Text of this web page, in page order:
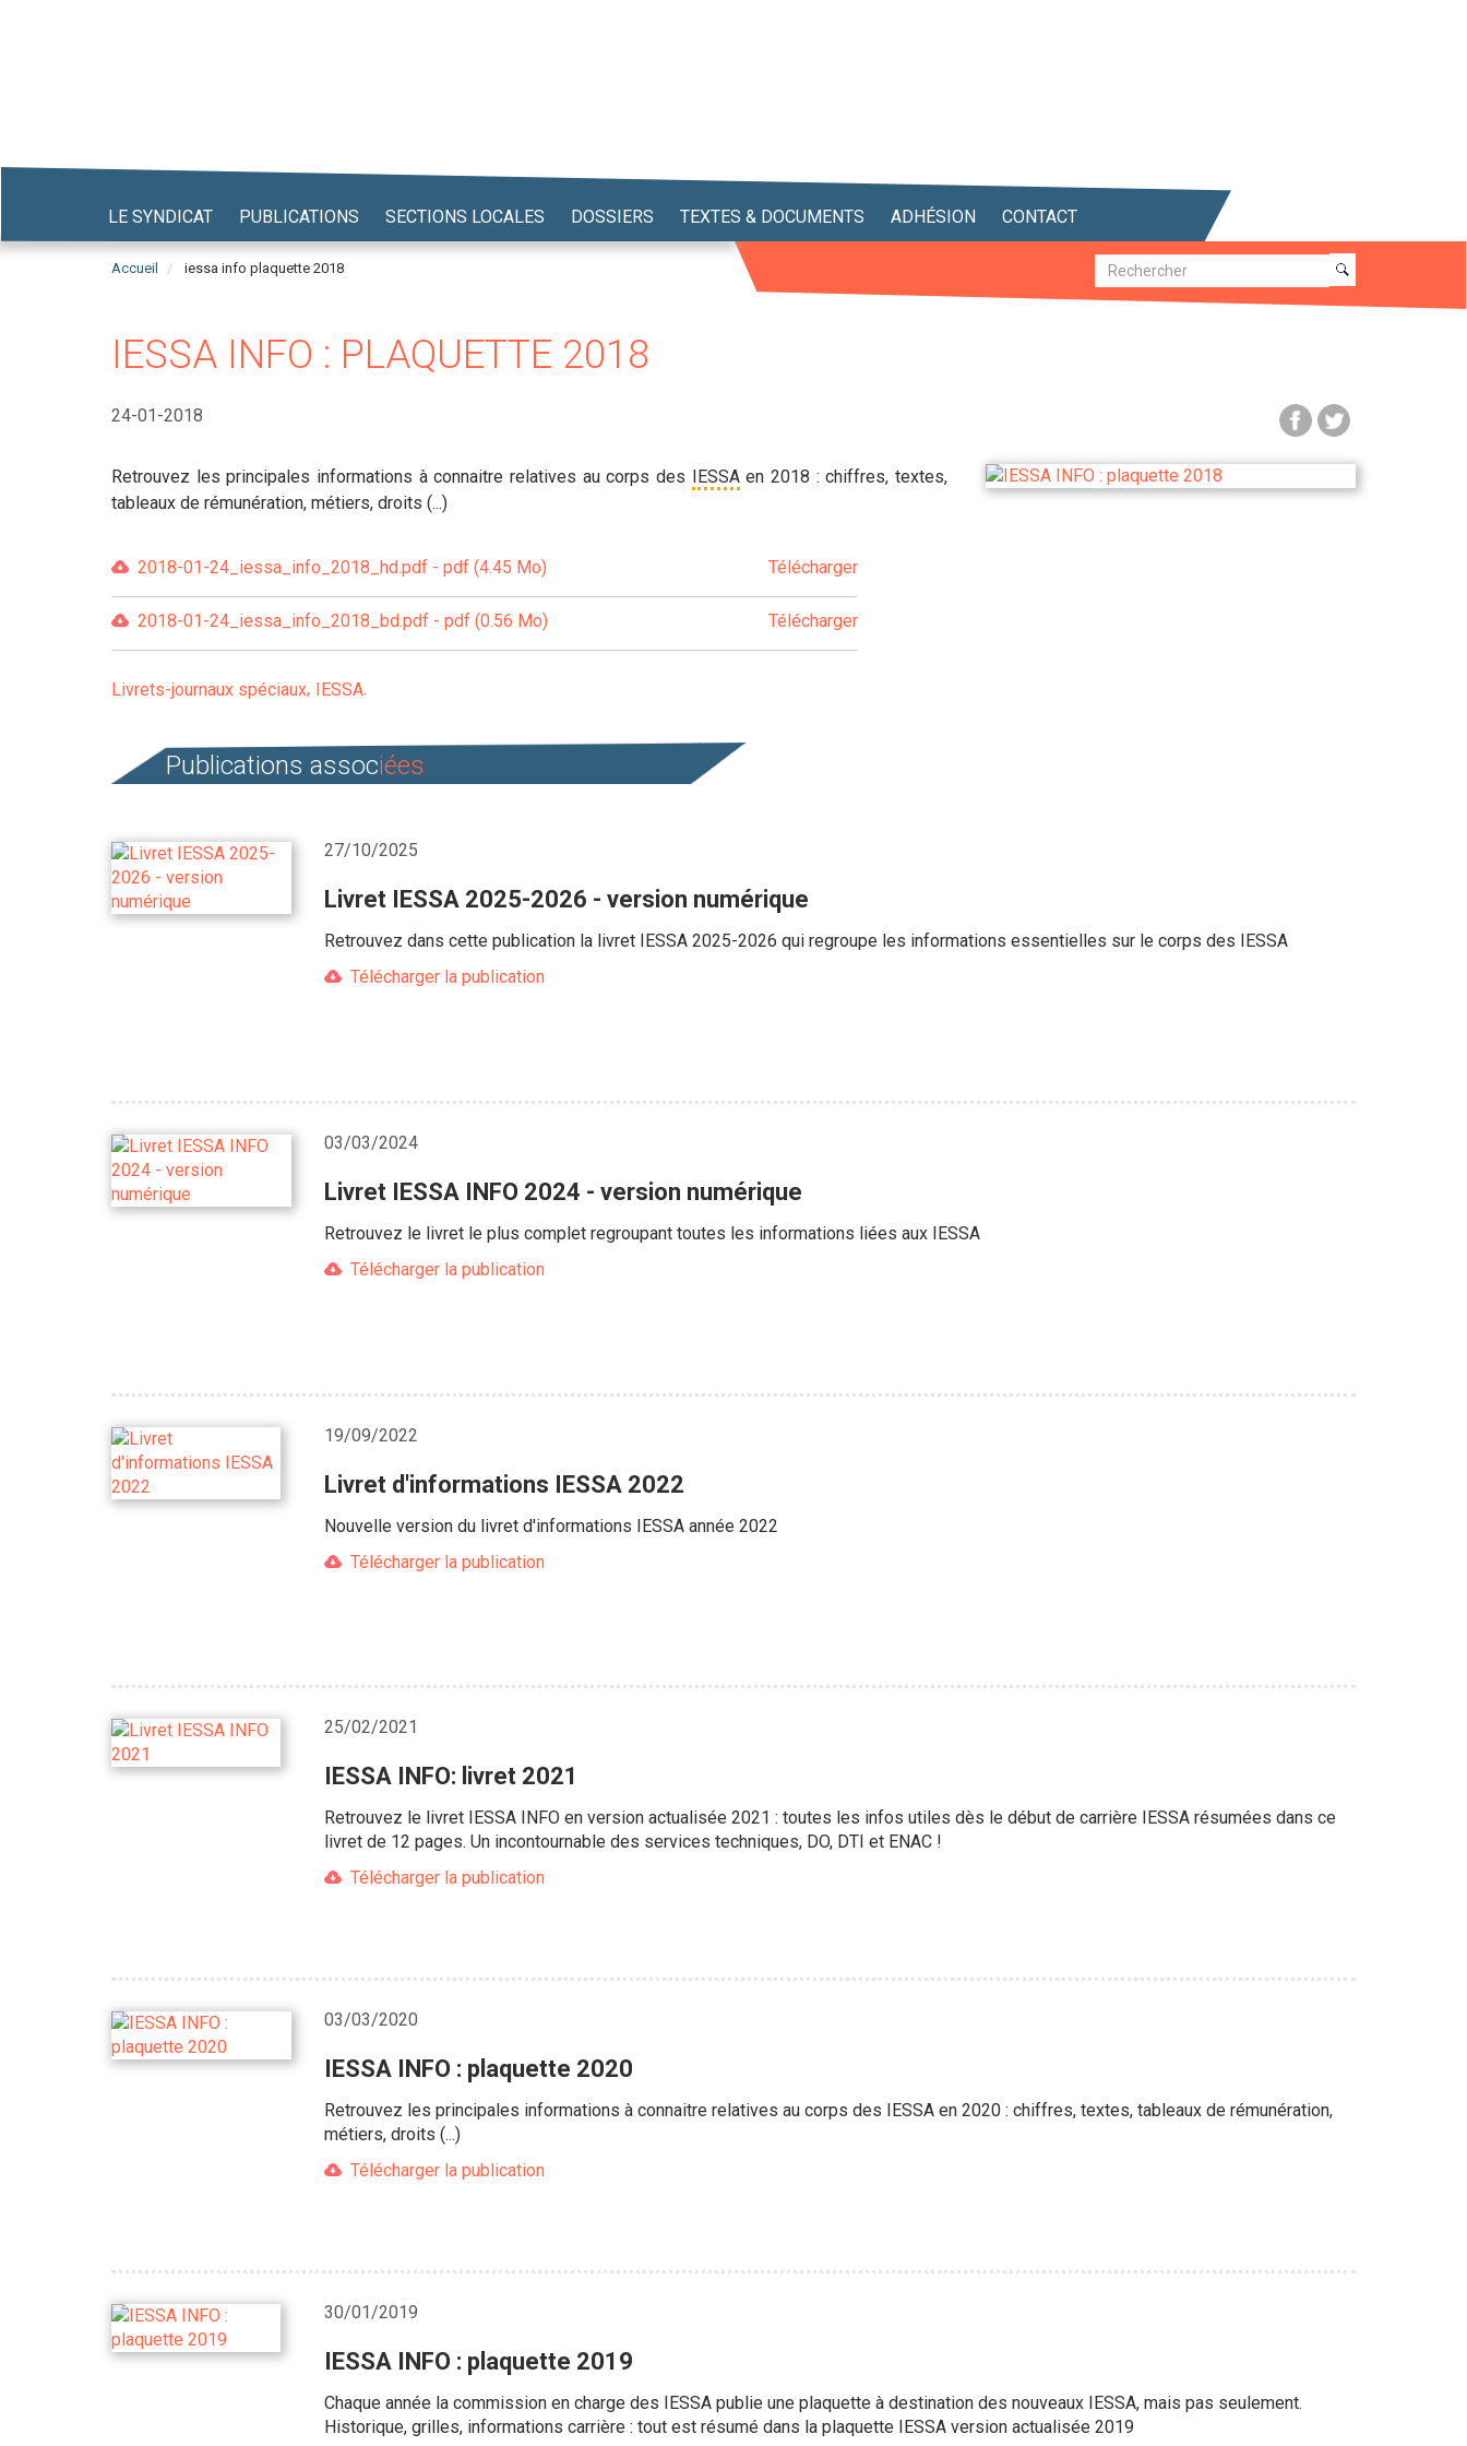
LE SYNDICAT PUBLICATIONS SECTIONS LOCALES DOSSIERS TEXTES & DOCUMENTS ADHÉSION CONTACT
Accueil iessa info plaquette 2018 Recherche
Recherche
IESSA INFO : PLAQUETTE 2018
24-01-2018
Retrouvez les principales informations à connaitre relatives au corps des IESSAen 2018 : chiffres, textes,
tableaux de rémunération, métiers, droits (...)
2018-01-24_iessa_info_2018_hd.pdf - pdf (4.45 Mo) Télécharger
2018-01-24_iessa_info_2018_bd.pdf - pdf (0.56 Mo) Télécharger
Livrets-journaux spéciaux IESSA
Publications associées
27/10/2025
Livret IESSA 2025-2026 - version numérique
Retrouvez dans cette publication la livret IESSA 2025-2026 qui regroupe les informations essentielles sur le corps des IESSA
Télécharger la publication
03/03/2024
Livret IESSA INFO 2024 - version numérique
Retrouvez le livret le plus complet regroupant toutes les informations liées aux IESSA
Télécharger la publication
19/09/2022
Livret d'informations IESSA 2022
Nouvelle version du livret d'informations IESSA année 2022
Télécharger la publication
25/02/2021
IESSA INFO: livret 2021
Retrouvez le livret IESSA INFO en version actualisée 2021 : toutes les infos utiles dès le début de carrière IESSA résumées dans ce
livret de 12 pages. Un incontournable des services techniques, DO, DTI et ENAC !
Télécharger la publication
03/03/2020
IESSA INFO : plaquette 2020
Retrouvez les principales informations à connaitre relatives au corps des IESSA en 2020 : chiffres, textes, tableaux de rémunération,
métiers, droits (...)
Télécharger la publication
30/01/2019
IESSA INFO : plaquette 2019
Chaque année la commission en charge des IESSA publie une plaquette à destination des nouveaux IESSA, mais pas seulement.
Historique, grilles, informations carrière : tout est résumé dans la plaquette IESSA version actualisée 2019